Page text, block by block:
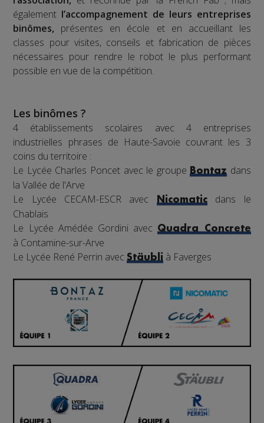
également l’accompagnement de leurs entreprises
binômes, présentes en école et en accueillant les
classes pour visites, conseils et fabrication de pièces
nécessaires pour rendre le robot le plus performant
possible en vue de la compétition.
Les binômes ?
4 établissements scolaires avec 4 entreprises
industrielles phrases de Haute-Savoie couvrant les 3
coins du territoire :
Le Lycée Charles Poncet avec le groupe Bontaz dans
la Vallée de l'Arve
Le Lycée CECAM-ESCR avec
Nicomaticdans le
Chablais
Le Lycée Amédée Gordini avecQuadra Concrete
à Contamine-sur-Arve
Le Lycée René Perrin avecStäubli à Faverges